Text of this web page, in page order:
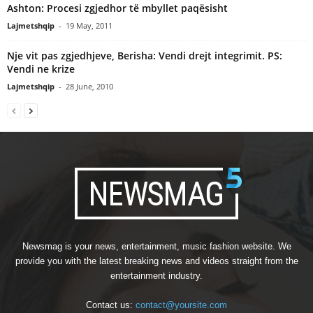
Ashton: Procesi zgjedhor të mbyllet paqësisht
Lajmetshqip - 19 May, 2011
Nje vit pas zgjedhjeve, Berisha: Vendi drejt integrimit. PS:
Vendi ne krize
Lajmetshqip - 28 June, 2010
Newsmag is your news, entertainment, music fashion website. We
provide you with the latest breaking news and videos straight from the
entertainment industry.
Contact us: contact@yoursite.com